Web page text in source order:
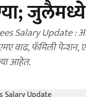
जुलैमध्ये
Salary Update :
वाढ, फॅमिली पेन्शन,
आहेत.